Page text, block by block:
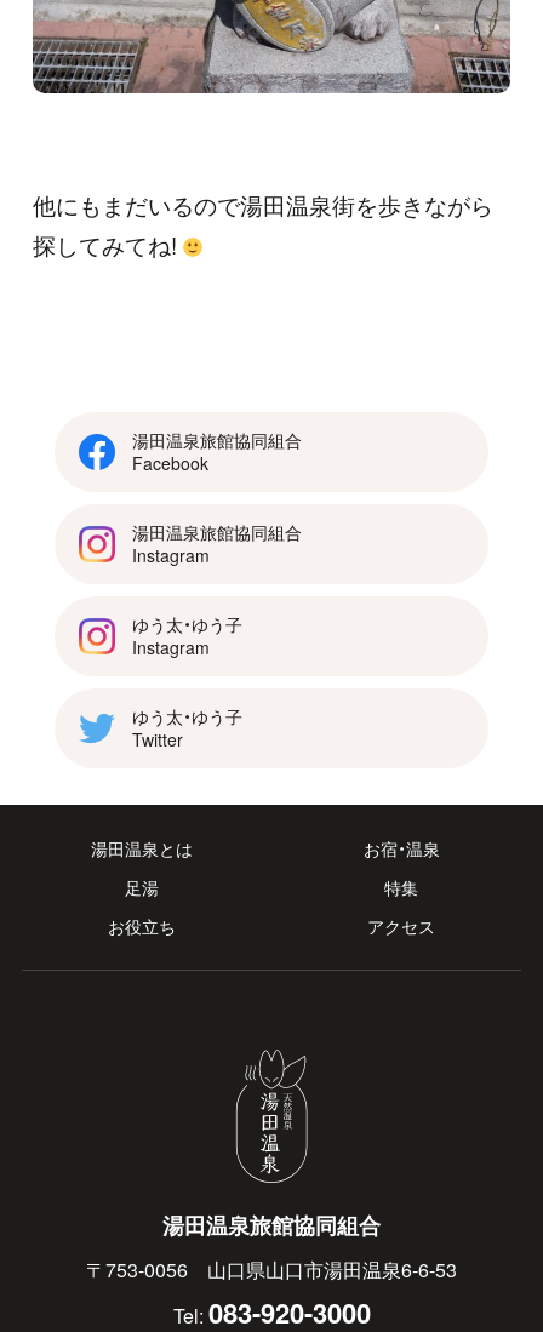
他にもまだいるので湯田温泉街を歩きながら
探してみてね!
湯田温泉旅館協同組合
Facebook
湯田温泉旅館協同組合
Instagram
ゆう太・ゆう子
Instagram
ゆう太・ゆう子
Twitter
湯田温泉とは
お宿・温泉
足湯
特集
お役立ち
アクセス
湯田温泉旅館協同組合
〒753-0056 山口県山口市湯田温泉6-6-53
Tel: 083-920-3000